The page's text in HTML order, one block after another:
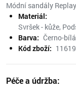
Módní sandály Replay
Materiál:
Svršek - kůže,
Barva: Černo-bílá
Kód zboží:
Péče a údržba: